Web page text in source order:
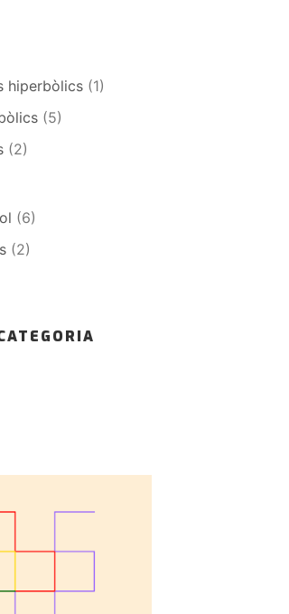
hiperbòlics (1)
(5)
(2)
(6)
(2)